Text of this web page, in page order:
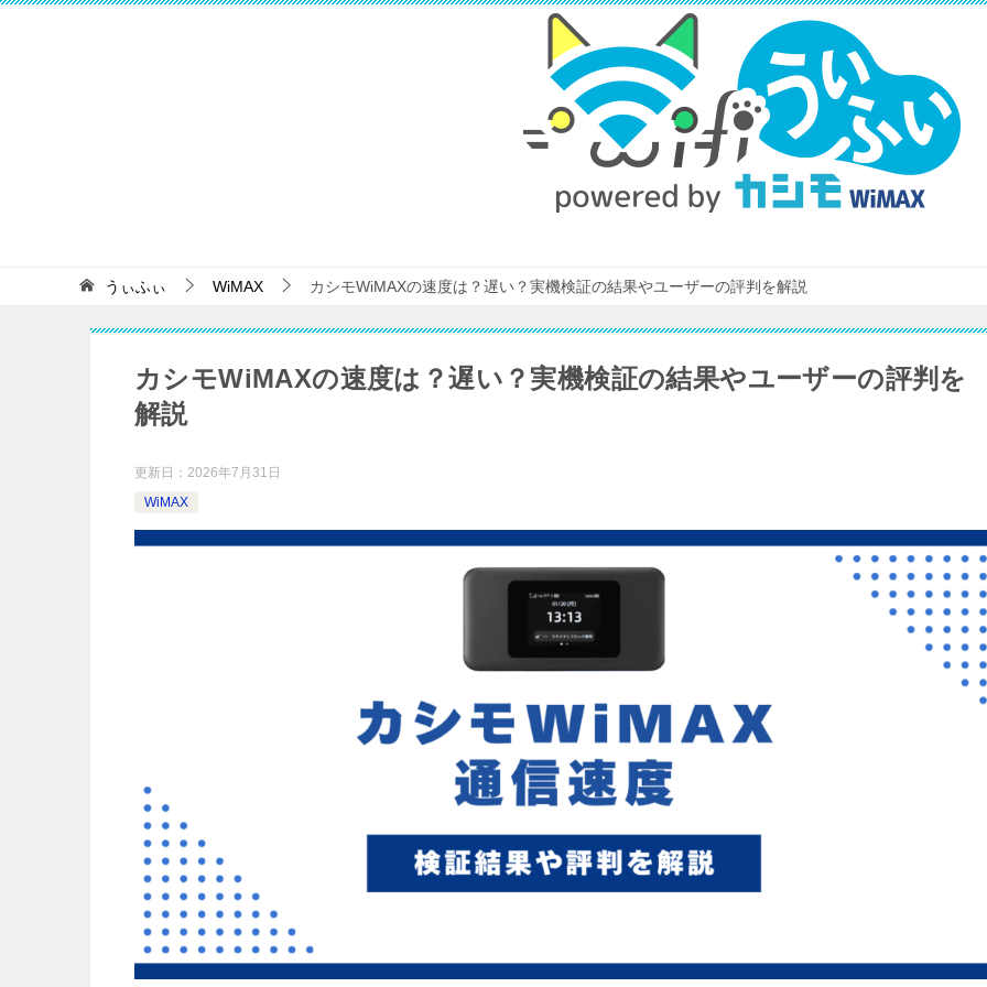
うぃふぃ WiMAX カシモWiMAXの速度は？遅い？実機検証の結果やユーザーの評判を解説
カシモWiMAXの速度は？遅い？実機検証の結果やユーザーの評判を
解説
更新日： 2026年7月31日
WiMAX